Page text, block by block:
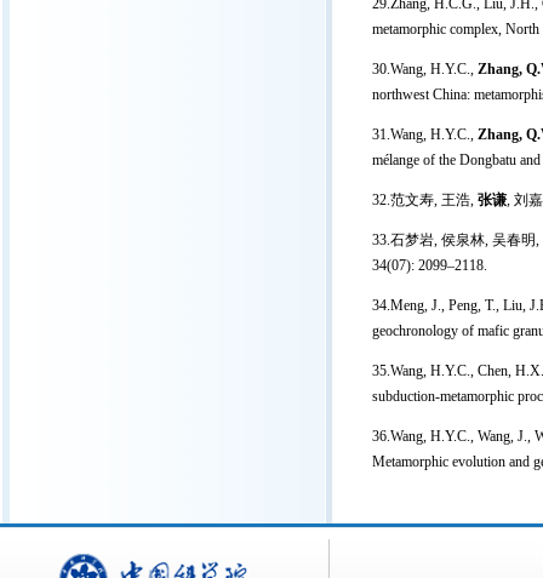
29.Zhang, H.C.G., Liu, J.H.,
metamorphic complex,
30.Wang, H.Y.C., Zhang,
northwest China:
31.Wang, H.Y.C., Zhang,
mélange of the Dongbatu
32.范文寿, 王浩, 张谦, 刘
33.石梦岩, 侯泉林, 吴春明
34(07): 2099–2118.
34.Meng, J., Peng, T., Liu,
geochronology of mafic
35.Wang, H.Y.C., Chen,
subduction-metamorphic
36.Wang, H.Y.C., Wang, J.,
Metamorphic evolution and